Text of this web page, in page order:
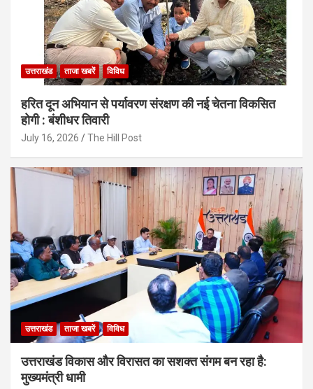
उत्तराखंड ताजा खबरें विविध
हरित दून अभियान से पर्यावरण संरक्षण की नई चेतना विकसित
होगी : बंशीधर तिवारी
July 16, 2026 The Hill Post
उत्तराखंड ताजा खबरें विविध
उत्तराखंड विकास और विरासत का सशक्त संगम बन रहा है:
मुख्यमंत्री धामी